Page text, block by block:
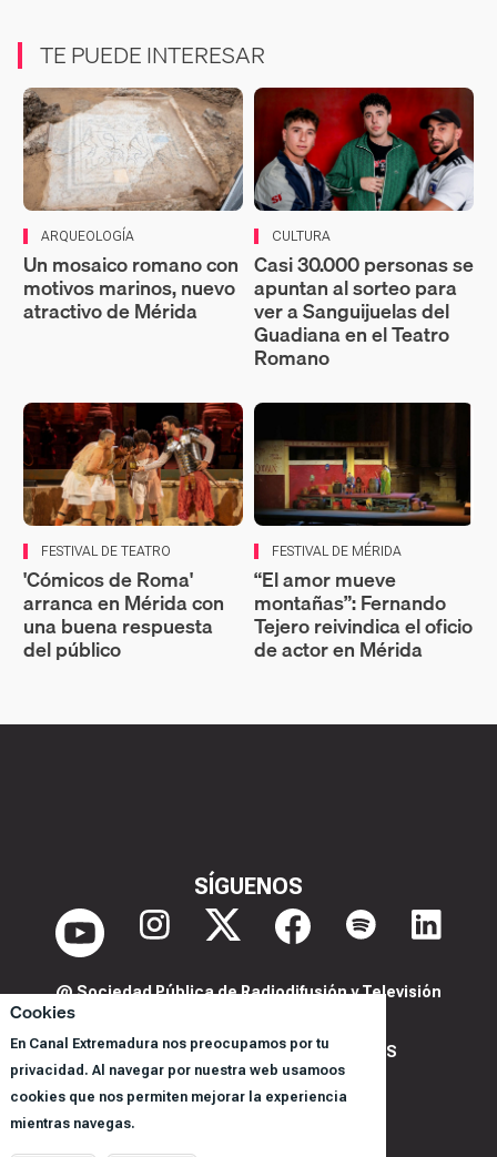
Cookies
En Canal Extremadura nos preocupamos por tu
privacidad. Al navegar por nuestra web usamoos
cookies que nos permiten mejorar la experiencia
mientras navegas.
TE PUEDE INTERESAR
ARQUEOLOGÍA
Un mosaico romano con
motivos marinos, nuevo
atractivo de Mérida
CULTURA
Casi 30.000 personas se
apuntan al sorteo para
ver a Sanguijuelas del
Guadiana en el Teatro
Romano
FESTIVAL DE TEATRO
'Cómicos de Roma'
arranca en Mérida con
una buena respuesta
del público
FESTIVAL DE MÉRIDA
“El amor mueve
montañas”: Fernando
Tejero reivindica el oficio
de actor en Mérida
SÍGUENOS
@ Sociedad Pública de Radiodifusión y Televisión
POLITICA DE PRIVACIDAD Y COOKIES